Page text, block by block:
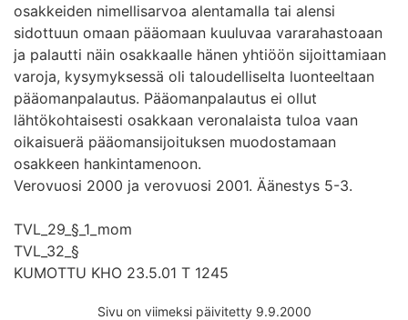
osakkeiden nimellisarvoa alentamalla tai alensi
sidottuun omaan pääomaan kuuluvaa vararahastoaan
ja palautti näin osakkaalle hänen yhtiöön sijoittamiaan
varoja, kysymyksessä oli taloudelliselta luonteeltaan
pääomanpalautus. Pääomanpalautus ei ollut
lähtökohtaisesti osakkaan veronalaista tuloa vaan
oikaisuerä pääomansijoituksen muodostamaan
osakkeen hankintamenoon.
Verovuosi 2000 ja verovuosi 2001. Äänestys 5-3.
TVL_29_§_1_mom
TVL_32_§
KUMOTTU KHO 23.5.01 T 1245
Sivu on viimeksi päivitetty 9.9.2000